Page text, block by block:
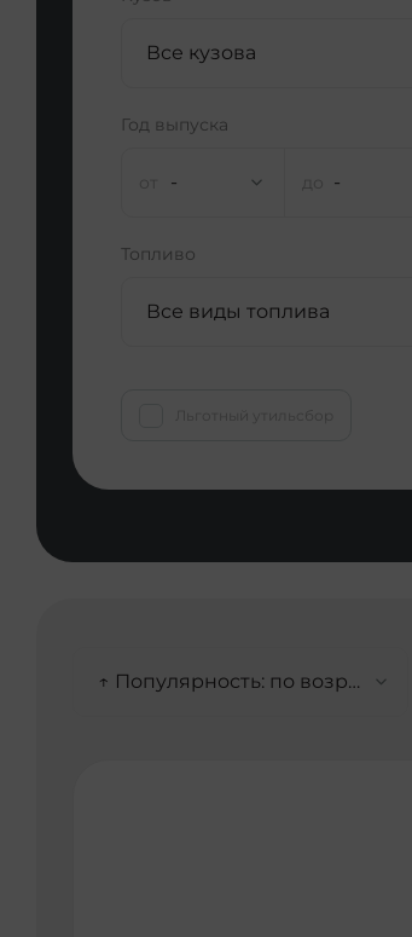
Все кузова
Год выпуска
- -
Топливо
Все виды топлива
↑ Популярность: по возрастанию